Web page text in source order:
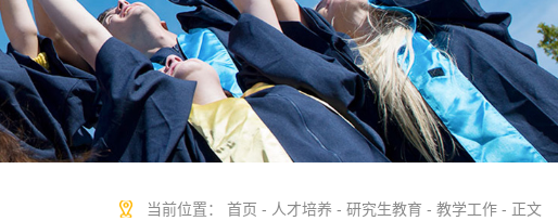
当前位置： 首页 - 人才培养 - 研究生教育 - 教学工作 - 正文